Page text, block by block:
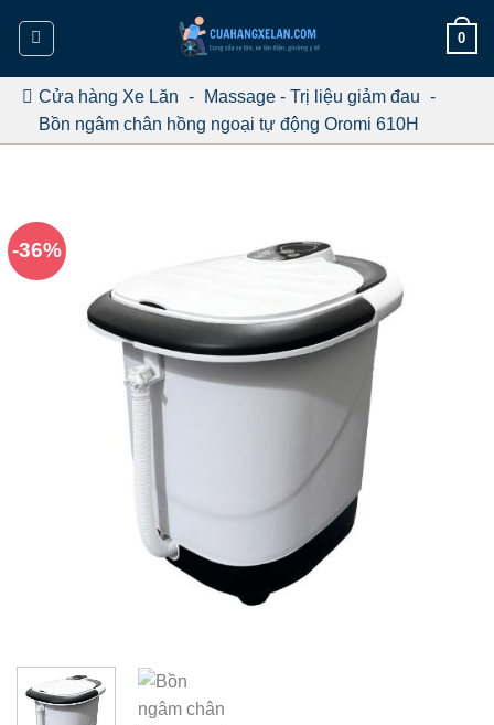
dung
0
Cửa hàng Xe Lăn - Massage - Trị liệu giảm đau -
Bồn ngâm chân hồng ngoại tự động Oromi 610H
-36%